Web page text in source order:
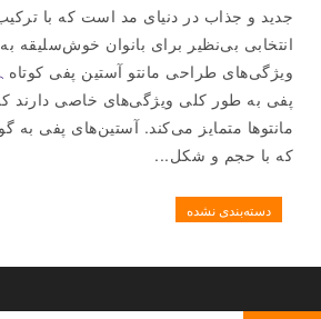
جدید و جذاب در دنیای مد است که با
انتخابی بی‌نظیر برای بانوان خوش‌سلیقه
ویژگی‌های طراحی مانتو آستین پفی کوتاه
پفی به طور کلی ویژگی‌های خاصی دارند که
مانتوها متمایز می‌کند. آستین‌های پفی به
که با حجم و شکل...
دسته‌بندی نشده